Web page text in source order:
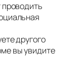
другого
вы увидите